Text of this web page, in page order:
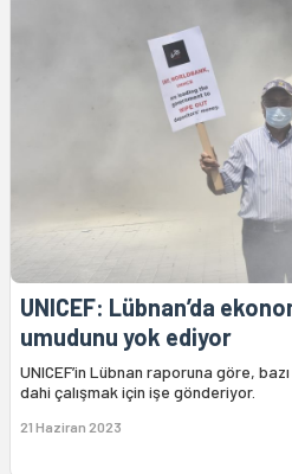
UNICEF: Lübnan’da
umudunu yok ediyor
UNICEF’in Lübnan raporuna göre,
dahi çalışmak için işe gönderiyor.
21 Haziran 2023